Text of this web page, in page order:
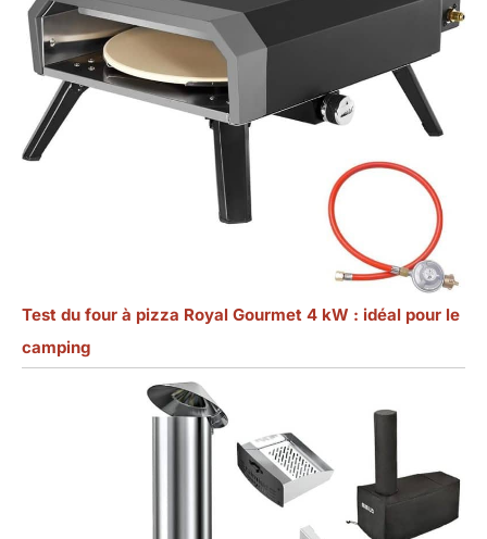
Test du four à pizza Royal Gourmet 4 kW : idéal pour le
camping